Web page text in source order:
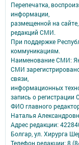
Перепечатка,
информации,
размещенной на
редакций СМИ.
При поддержке
коммуникациям.
Наименование СМИ:
СМИ
связи,
информационных
запись о
ФИО главного
Наталья
Адрес редакции:
Болгар, ул. Хирурга
Телефон редакции: 8